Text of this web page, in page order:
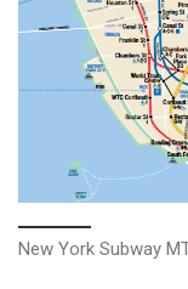
New York Subway